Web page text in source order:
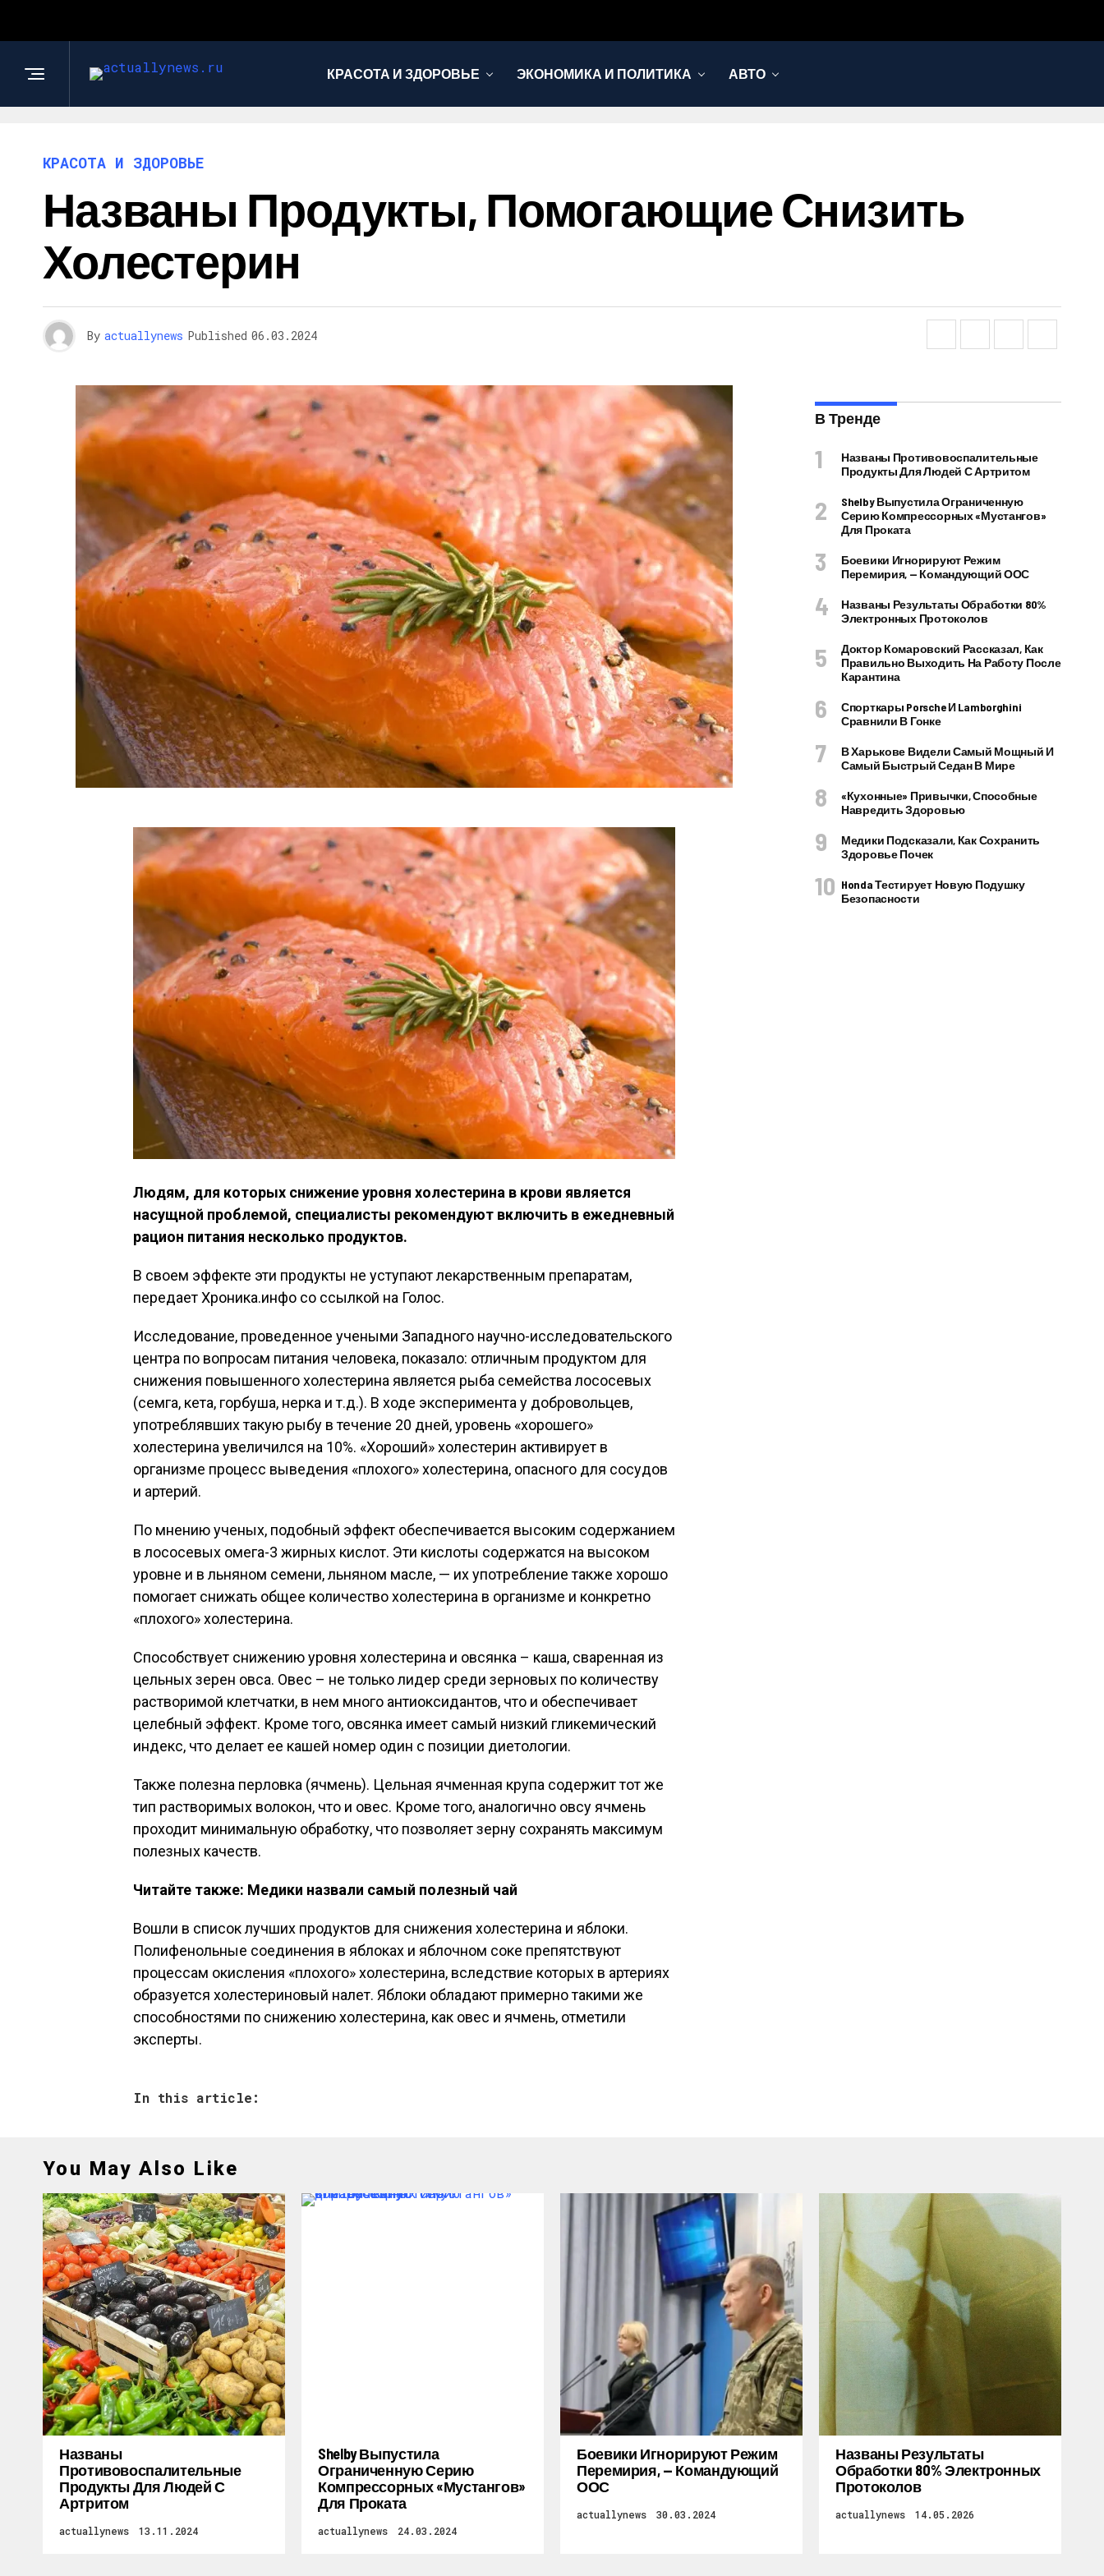
КРАСОТА И ЗДОРОВЬЕ ЭКОНОМИКА И ПОЛИТИКА АВТО
КРАСОТА И ЗДОРОВЬЕ
Названы Продукты, Помогающие Снизить
Холестерин
By actuallynews Published 06.03.2024
Людям, для которых снижение уровня холестерина в крови является
насущной проблемой, специалисты рекомендуют включить в ежедневный
рацион питания несколько продуктов.
В своем эффекте эти продукты не уступают лекарственным препаратам,
передает Хроника.инфо со ссылкой на Голос.
Исследование, проведенное учеными Западного научно-исследовательского
центра по вопросам питания человека, показало: отличным продуктом для
снижения повышенного холестерина является рыба семейства лососевых
(семга, кета, горбуша, нерка и т.д.). В ходе эксперимента у добровольцев,
употреблявших такую рыбу в течение 20 дней, уровень «хорошего»
холестерина увеличился на 10%. «Хороший» холестерин активирует в
организме процесс выведения «плохого» холестерина, опасного для сосудов
и артерий.
По мнению ученых, подобный эффект обеспечивается высоким содержанием
в лососевых омега-3 жирных кислот. Эти кислоты содержатся на высоком
уровне и в льняном семени, льняном масле, — их употребление также хорошо
помогает снижать общее количество холестерина в организме и конкретно
«плохого» холестерина.
Способствует снижению уровня холестерина и овсянка – каша, сваренная из
цельных зерен овса. Овес – не только лидер среди зерновых по количеству
растворимой клетчатки, в нем много антиоксидантов, что и обеспечивает
целебный эффект. Кроме того, овсянка имеет самый низкий гликемический
индекс, что делает ее кашей номер один с позиции диетологии.
Также полезна перловка (ячмень). Цельная ячменная крупа содержит тот же
тип растворимых волокон, что и овес. Кроме того, аналогично овсу ячмень
проходит минимальную обработку, что позволяет зерну сохранять максимум
полезных качеств.
Читайте также: Медики назвали самый полезный чай
Вошли в список лучших продуктов для снижения холестерина и яблоки.
Полифенольные соединения в яблоках и яблочном соке препятствуют
процессам окисления «плохого» холестерина, вследствие которых в артериях
образуется холестериновый налет. Яблоки обладают примерно такими же
способностями по снижению холестерина, как овес и ячмень, отметили
эксперты.
In this article:
В Тренде
Названы Противовоспалительные
Продукты Для Людей С Артритом
Shelby Выпустила Ограниченную
Серию Компрессорных «Мустангов»
Для Проката
Боевики Игнорируют Режим
Перемирия, — Командующий ООС
Названы Результаты Обработки 80%
Электронных Протоколов
Доктор Комаровский Рассказал, Как
Правильно Выходить На Работу После
Карантина
Спорткары Porsche И Lamborghini
Сравнили В Гонке
В Харькове Видели Самый Мощный И
Самый Быстрый Седан В Мире
«Кухонные» Привычки, Способные
Навредить Здоровью
Медики Подсказали, Как Сохранить
Здоровье Почек
Honda Тестирует Новую Подушку
Безопасности
You May Also Like
Названы
Противовоспалительные
Продукты Для Людей С
Артритом
actuallynews 13.11.2024
Shelby Выпустила
Ограниченную Серию
Компрессорных «Мустангов»
Для Проката
actuallynews 24.03.2024
Боевики Игнорируют Режим
Перемирия, — Командующий
ООС
actuallynews 30.03.2024
Названы Результаты
Обработки 80% Электронных
Протоколов
actuallynews 14.05.2026